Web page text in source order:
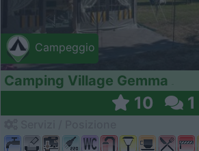
Campeggio
Camping Village Gemma
10 1